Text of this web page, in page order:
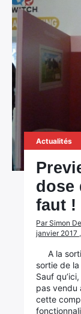
Actualités
dose
faut !
Par Simon
janvier 2017
A la
sortie de
Sauf
pas vendu
cette